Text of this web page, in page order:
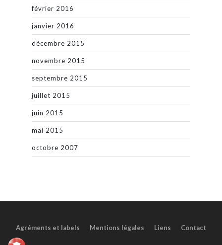
février 2016
janvier 2016
décembre 2015
novembre 2015
septembre 2015
juillet 2015
juin 2015
mai 2015
octobre 2007
Agréments et labels Mentions légales Liens Contact